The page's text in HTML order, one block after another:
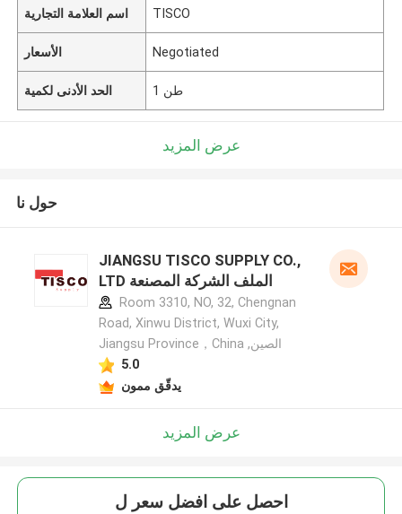
اسم العلامة التجارية TISCO
الأسعار Negotiated
الحد الأدنى لكمية 1 طن
عرض المزيد
حول نا
JIANGSU TISCO SUPPLY CO.,
LTD الملف الشركة المصنعة
Room 3310, NO, 32, Chengnan
Road, Xinwu District, Wuxi City,
Jiangsu Province，China ,الصين
5.0
يدقّق ممون
عرض المزيد
احصل على افضل سعر ل